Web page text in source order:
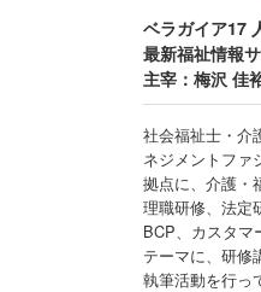
ベラガイア17
最新福祉情報
主宰：梅沢 佳
社会福祉士・介
ネジメントファ
拠点に、介護・
理職研修、法定
BCP、カスタマ
テーマに、研修
執筆活動を行っ